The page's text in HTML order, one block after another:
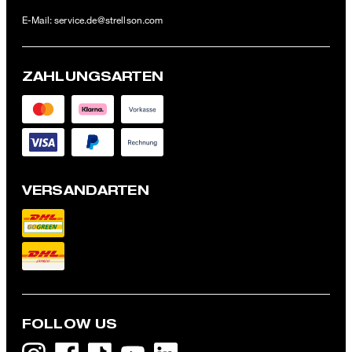
E-Mail:service.de@strellson.com
ZAHLUNGSARTEN
VERSANDARTEN
FOLLOW US